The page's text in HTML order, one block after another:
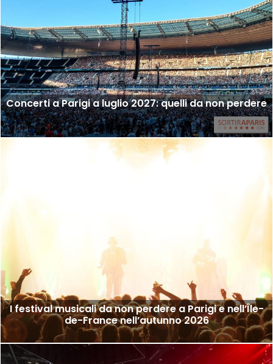
Concerti a Parigi a luglio 2027: quelli da non perdere
I festival musicali da non perdere a Parigi e nell’Île-
de-France nell’autunno 2026